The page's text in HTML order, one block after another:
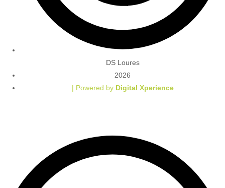
DS Loures
2026
| Powered by Digital Xperience